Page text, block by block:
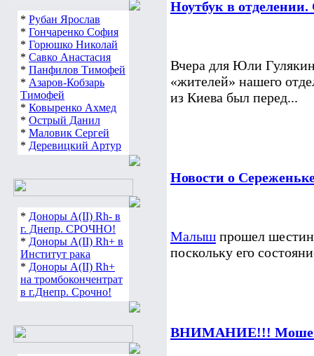
* Рубан Ярослав
* Гончаренко София
* Горюшко Николай
* Савко Анастасия
* Панфилов Тимофей
* Азаров-Кобзарь
Тимофей
* Ковыренко Ахмед
* Острый Данил
* Маловик Сергей
* Деревицкий Артур
* Доноры А(ІІ) Rh- в
г. Днепр. СРОЧНО!
* Доноры А(ІІ) Rh+ в
Институт рака
* Доноры А(ІІ) Rh+
на тромбокончентрат
в г.Днепр. Срочно!
Ноутбук в
Вчера для Юли
«жителей» нашего
из Киева был перед...
Новости о
Малыш прошел
поскольку его
ВНИМАНИЕ!!!